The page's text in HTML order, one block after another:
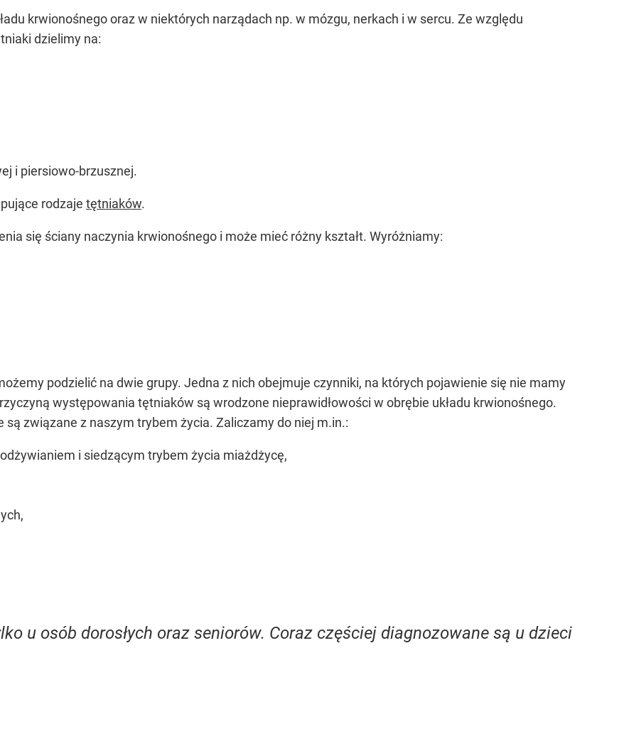
krwionośnego oraz w niektórych narządach np. w mózgu, nerkach i w sercu. Ze względu
dzielimy na:
i piersiowo-brzusznej.
rodzaje tętniaków.
się ściany naczynia krwionośnego i może mieć różny kształt. Wyróżniamy:
podzielić na dwie grupy. Jedna z nich obejmuje czynniki, na których pojawienie się nie mamy
występowania tętniaków są wrodzone nieprawidłowości w obrębie układu krwionośnego.
są związane z naszym trybem życia. Zaliczamy do niej m.in.:
i siedzącym trybem życia miażdżycę,
u osób dorosłych oraz seniorów. Coraz częściej diagnozowane są u dzieci